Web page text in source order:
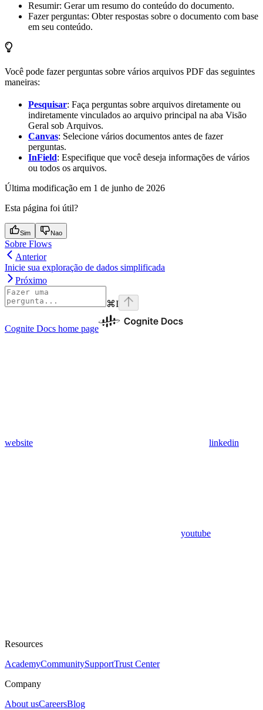
Resumir: Gerar um resumo do conteúdo do documento.
Fazer perguntas: Obter respostas sobre o documento com base
em seu conteúdo.
Você pode fazer perguntas sobre vários arquivos PDF das seguintes
maneiras:
Pesquisar: Faça perguntas sobre arquivos diretamente ou
indiretamente vinculados ao arquivo principal na aba Visão
Geral sob Arquivos.
Canvas: Selecione vários documentos antes de fazer
perguntas.
InField: Especifique que você deseja informações de vários
ou todos os arquivos.
Última modificação em 1 de junho de 2026
Esta página foi útil?
Sim Nao
Sobre Flows
Anterior
Inicie sua exploração de dados simplificada
Próximo
⌘I
Cognite Docs home page
website linkedin
youtube
Resources
AcademyCommunitySupportTrust Center
Company
About usCareersBlog